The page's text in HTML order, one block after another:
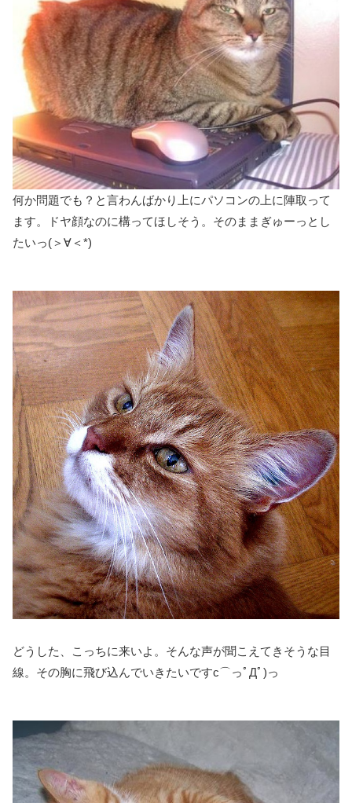
何か問題でも？と言わんばかり上にパソコンの上に陣取って
ます。ドヤ顔なのに構ってほしそう。そのままぎゅーっとし
たいっ(＞∀＜*)
どうした、こっちに来いよ。そんな声が聞こえてきそうな目
線。その胸に飛び込んでいきたいですc⌒っﾟДﾟ)っ